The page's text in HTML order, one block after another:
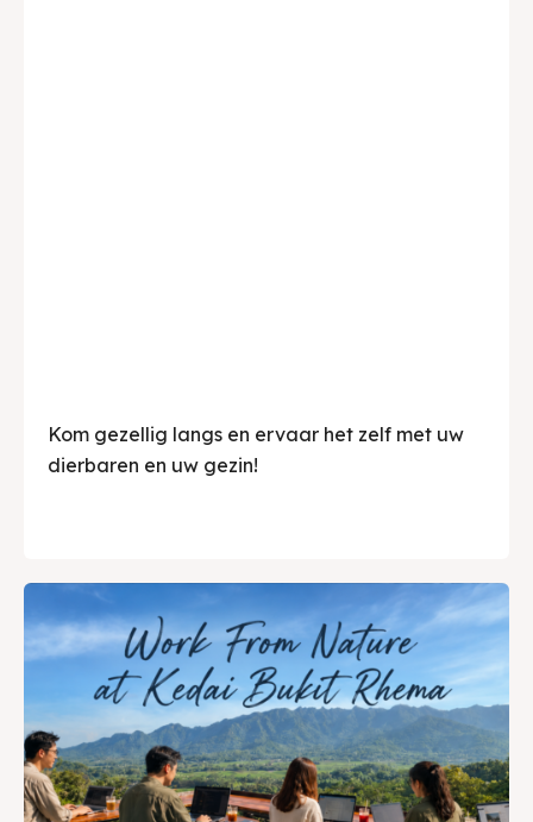
Kom gezellig langs en ervaar het zelf met uw
dierbaren en uw gezin!